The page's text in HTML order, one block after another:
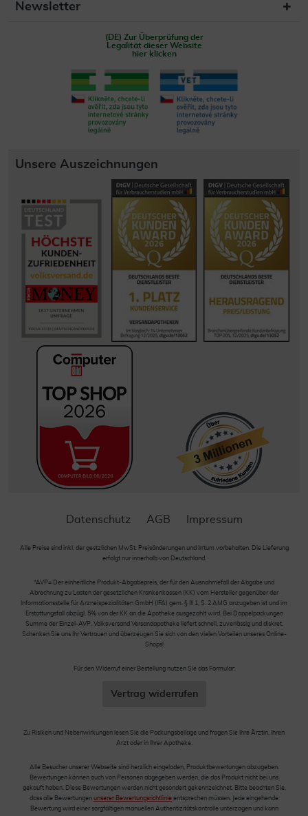
Newsletter
(DE) Zur Überprüfung der
Legalität dieser Website
hier klicken
Unsere Auszeichnungen
Datenschutz AGB Impressum
Alle Preise sind inkl. der gestzlichen MwSt. Preisänderungen und Irrtum vorbehalten. Die Lieferung
erfolgt nur innerhalb von Deutschland.
*AVP= Der einheitliche Produkt-Abgabepreis, der für den Ausnahmefall der Abgabe und
Abrechnung zu Lasten der gesetzlichen Krankenkassen (KK) vom Hersteller gegenüber der
Informationsstelle für Arzneispezialitäten GmbH (IFA) gem. § III 1, S. 2 AMG anzugeben ist und im
Erstattungsfall abzügl. 5% von der KK an die Apotheke ausgezahlt wird. Bei Doppelpackungen
Summe der Einzel-AVP. Volksversand Versandapotheke liefert schnell, zuverlässig und diskret.
Schenken Sie uns Ihr Vertrauen und überzeugen Sie sich von den vielen Vorteilen unseres Online-
Shops!
Für den Widerruf einer Bestellung nutzen Sie das Formular:
Vertrag widerrufen
Zu Risiken und Nebenwirkungen lesen Sie die Packungsbeilage und fragen Sie Ihre Ärztin, Ihren
Arzt oder in Ihrer Apotheke.
Alle Besucher unserer Webseite sind herzlich eingeladen, Produktbewertungen abzugeben.
Bewertungen können auch von Personen abgegeben werden, die das Produkt nicht bei uns
gekauft haben. Diese Bewertungen werden nicht gesondert gekennzeichnet. Bitte beachten Sie,
dass alle Bewertungen unserer Bewertungsrichtlinie entsprechen müssen. Jede eingehende
Bewertung wird einer sorgfältigen manuellen Authentizitätskontrolle unterzogen und kann